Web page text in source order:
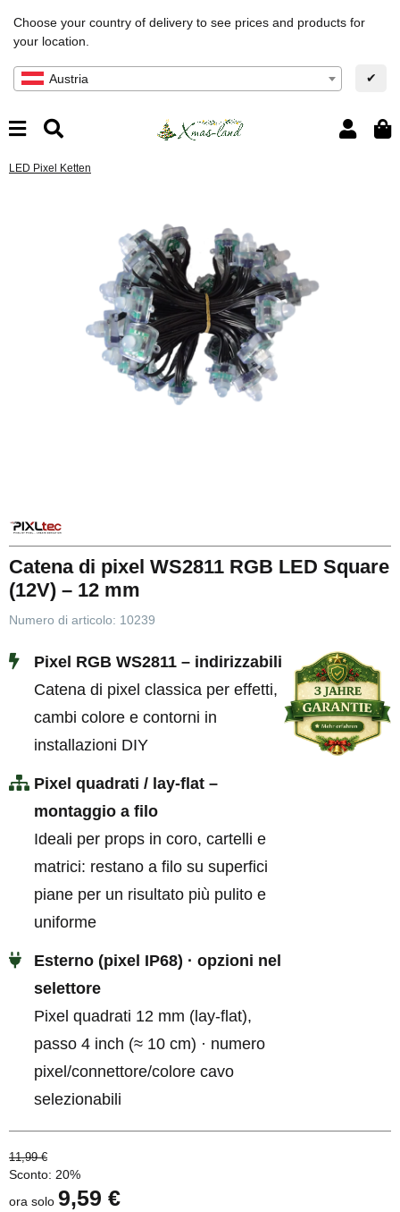
Choose your country of delivery to see prices and products for
your location.
Austria ✔
LED Pixel Ketten
Catena di pixel WS2811 RGB LED Square
(12V) – 12 mm
Numero di articolo: 10239
Pixel RGB WS2811 – indirizzabili
Catena di pixel classica per effetti,
cambi colore e contorni in
installazioni DIY
Pixel quadrati / lay-flat –
montaggio a filo
Ideali per props in coro, cartelli e
matrici: restano a filo su superfici
piane per un risultato più pulito e
uniforme
Esterno (pixel IP68) · opzioni nel
selettore
Pixel quadrati 12 mm (lay-flat),
passo 4 inch (≈ 10 cm) · numero
pixel/connettore/colore cavo
selezionabili
11,99 €
Sconto: 20%
ora solo 9,59 €